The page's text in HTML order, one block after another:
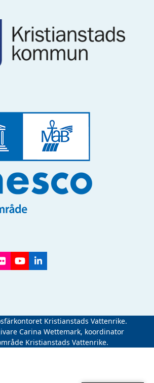
FlickrYouTubeLinkedIn
Kristianstads Vattenrike.
Carina Wettemark, koordinator
Kristianstads Vattenrike.